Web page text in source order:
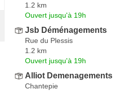
1.2 km
Ouvert jusqu'à 19h
Jsb Déménagements
Rue du Plessis
1.2 km
Ouvert jusqu'à 19h
Alliot Demenagements
Chantepie